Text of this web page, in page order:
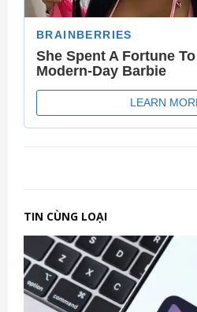
TIN CÙNG LOẠI